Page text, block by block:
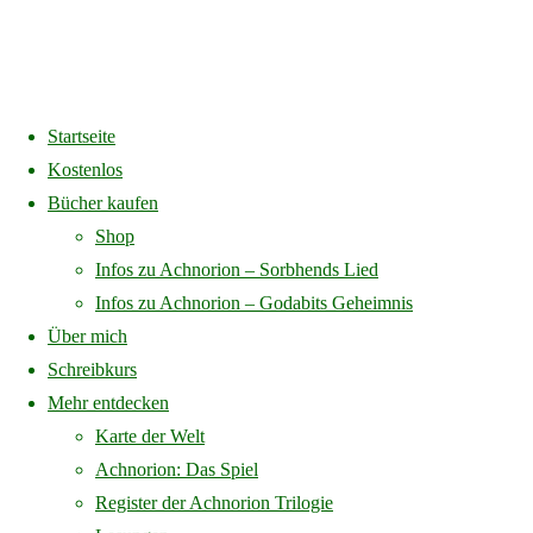
Startseite
Kostenlos
Bücher kaufen
Shop
Infos zu Achnorion – Sorbhends Lied
Infos zu Achnorion – Godabits Geheimnis
Über mich
Schreibkurs
Mehr entdecken
Karte der Welt
Achnorion: Das Spiel
Register der Achnorion Trilogie
Home
Archive for category "Das sagen meine Klienten"
Nothing Found
No search results for:
Search
Impressum
Datenschutzerklärung
Vertrag widerrufen